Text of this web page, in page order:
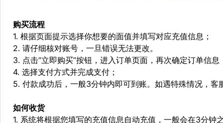
购买流程
1. 根据页面提示选择你想要的面值并填写对应充值信息；
2. 请仔细核对账号，一旦错误无法更改。
3. 点击“立即购买”按钮，进入订单页面，再次确定订单信息
4. 选择支付方式并完成支付；
5. 付款成功后，一般3分钟内即可到账。如遇特殊情况，
如何收货
1. 系统将根据您填写的充值信息自动充值，一般会在3分